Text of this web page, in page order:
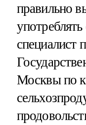
правильно
употреблять
специалист
Москвы по